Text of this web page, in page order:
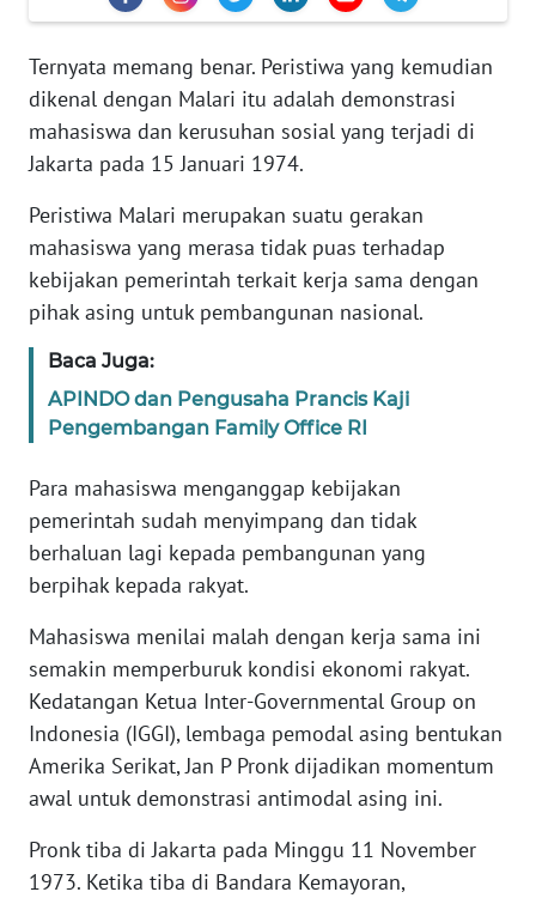
Ternyata memang benar. Peristiwa yang kemudian
dikenal dengan Malari itu adalah demonstrasi
mahasiswa dan kerusuhan sosial yang terjadi di
Jakarta pada 15 Januari 1974.
Peristiwa Malari merupakan suatu gerakan
mahasiswa yang merasa tidak puas terhadap
kebijakan pemerintah terkait kerja sama dengan
pihak asing untuk pembangunan nasional.
Baca Juga:
APINDO dan Pengusaha Prancis Kaji
Pengembangan Family Office RI
Para mahasiswa menganggap kebijakan
pemerintah sudah menyimpang dan tidak
berhaluan lagi kepada pembangunan yang
berpihak kepada rakyat.
Mahasiswa menilai malah dengan kerja sama ini
semakin memperburuk kondisi ekonomi rakyat.
Kedatangan Ketua Inter-Governmental Group on
Indonesia (IGGI), lembaga pemodal asing bentukan
Amerika Serikat, Jan P Pronk dijadikan momentum
awal untuk demonstrasi antimodal asing ini.
Pronk tiba di Jakarta pada Minggu 11 November
1973. Ketika tiba di Bandara Kemayoran,
Informasi
BERITA
KONTAK
INFO
IKLAN
TENTANG
KAMI
MEDIA
SIBER
KARIR
DISCLAIMER
Wahana
Regional